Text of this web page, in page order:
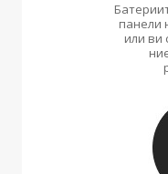
панели
или ви